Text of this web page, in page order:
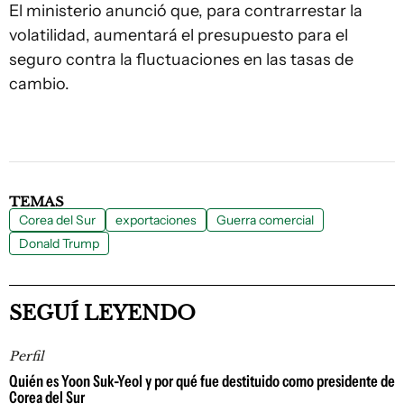
El ministerio anunció que, para contrarrestar la
volatilidad, aumentará el presupuesto para el
seguro contra la fluctuaciones en las tasas de
cambio.
TEMAS
Corea del Sur exportaciones
Guerra comercial
Donald Trump
SEGUÍ LEYENDO
Perfil
Quién es Yoon Suk-Yeol y por qué fue destituido como presidente de
Corea del Sur